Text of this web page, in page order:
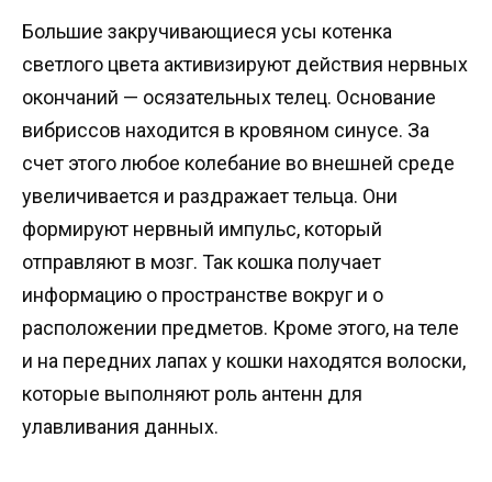
Большие закручивающиеся усы котенка
светлого цвета активизируют действия нервных
окончаний — осязательных телец. Основание
вибриссов находится в кровяном синусе. За
счет этого любое колебание во внешней среде
увеличивается и раздражает тельца. Они
формируют нервный импульс, который
отправляют в мозг. Так кошка получает
информацию о пространстве вокруг и о
расположении предметов. Кроме этого, на теле
и на передних лапах у кошки находятся волоски,
которые выполняют роль антенн для
улавливания данных.